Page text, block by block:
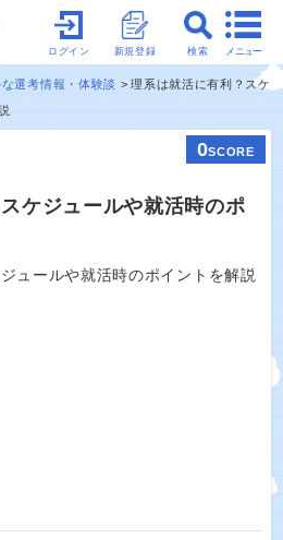
メニュー
検索
新規登録
ログイン
な選考情報・体験談
理系は就活に有利？スケ
0SCORE
ケジュールや就活時のポ